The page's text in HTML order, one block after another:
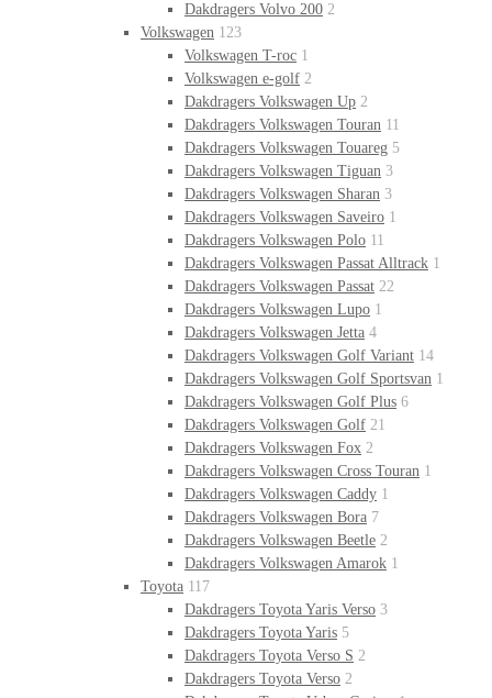
Dakdragers Volvo 200 2
Volkswagen 123
Volkswagen T-roc 1
Volkswagen e-golf 2
Dakdragers Volkswagen Up 2
Dakdragers Volkswagen Touran 11
Dakdragers Volkswagen Touareg 5
Dakdragers Volkswagen Tiguan 3
Dakdragers Volkswagen Sharan 3
Dakdragers Volkswagen Saveiro 1
Dakdragers Volkswagen Polo 11
Dakdragers Volkswagen Passat Alltrack 1
Dakdragers Volkswagen Passat 22
Dakdragers Volkswagen Lupo 1
Dakdragers Volkswagen Jetta 4
Dakdragers Volkswagen Golf Variant 14
Dakdragers Volkswagen Golf Sportsvan 1
Dakdragers Volkswagen Golf Plus 6
Dakdragers Volkswagen Golf 21
Dakdragers Volkswagen Fox 2
Dakdragers Volkswagen Cross Touran 1
Dakdragers Volkswagen Caddy 1
Dakdragers Volkswagen Bora 7
Dakdragers Volkswagen Beetle 2
Dakdragers Volkswagen Amarok 1
Toyota 117
Dakdragers Toyota Yaris Verso 3
Dakdragers Toyota Yaris 5
Dakdragers Toyota Verso S 2
Dakdragers Toyota Verso 2